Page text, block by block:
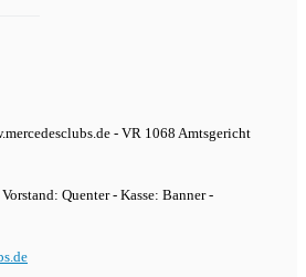
- VR 1068 Amtsgericht
Quenter - Kasse: Banner -